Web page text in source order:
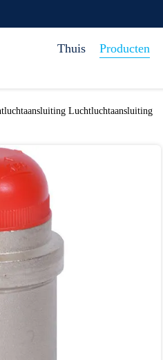
Thuis Producten
Luchtluchtaansluiting